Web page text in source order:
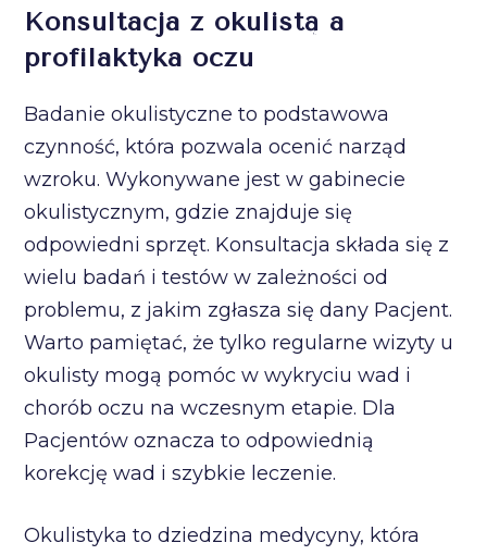
Konsultacja z okulistą a
profilaktyka oczu
Badanie okulistyczne to podstawowa
czynność, która pozwala ocenić narząd
wzroku. Wykonywane jest w gabinecie
okulistycznym, gdzie znajduje się
odpowiedni sprzęt. Konsultacja składa się z
wielu badań i testów w zależności od
problemu, z jakim zgłasza się dany Pacjent.
Warto pamiętać, że tylko regularne wizyty u
okulisty mogą pomóc w wykryciu wad i
chorób oczu na wczesnym etapie. Dla
Pacjentów oznacza to odpowiednią
korekcję wad i szybkie leczenie.
Okulistyka to dziedzina medycyny, która